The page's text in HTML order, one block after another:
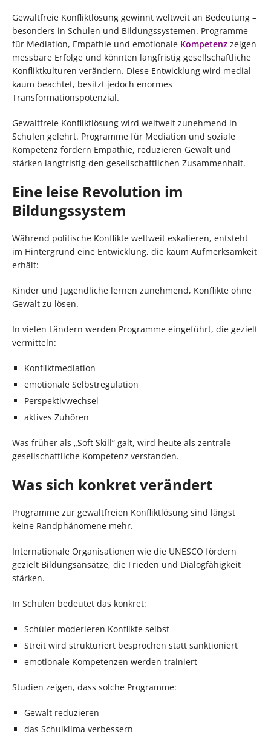
Gewaltfreie Konfliktlösung gewinnt weltweit an Bedeutung –
besonders in Schulen und Bildungssystemen. Programme
für Mediation, Empathie und emotionale Kompetenz zeigen
messbare Erfolge und könnten langfristig gesellschaftliche
Konfliktkulturen verändern. Diese Entwicklung wird medial
kaum beachtet, besitzt jedoch enormes
Transformationspotenzial.
Gewaltfreie Konfliktlösung wird weltweit zunehmend in
Schulen gelehrt. Programme für Mediation und soziale
Kompetenz fördern Empathie, reduzieren Gewalt und
stärken langfristig den gesellschaftlichen Zusammenhalt.
Eine leise Revolution im
Bildungssystem
Während politische Konflikte weltweit eskalieren, entsteht
im Hintergrund eine Entwicklung, die kaum Aufmerksamkeit
erhält:
Kinder und Jugendliche lernen zunehmend, Konflikte ohne
Gewalt zu lösen.
In vielen Ländern werden Programme eingeführt, die gezielt
vermitteln:
Konfliktmediation
emotionale Selbstregulation
Perspektivwechsel
aktives Zuhören
Was früher als „Soft Skill“ galt, wird heute als zentrale
gesellschaftliche Kompetenz verstanden.
Was sich konkret verändert
Programme zur gewaltfreien Konfliktlösung sind längst
keine Randphänomene mehr.
Internationale Organisationen wie die UNESCO fördern
gezielt Bildungsansätze, die Frieden und Dialogfähigkeit
stärken.
In Schulen bedeutet das konkret:
Schüler moderieren Konflikte selbst
Streit wird strukturiert besprochen statt sanktioniert
emotionale Kompetenzen werden trainiert
Studien zeigen, dass solche Programme:
Gewalt reduzieren
das Schulklima verbessern